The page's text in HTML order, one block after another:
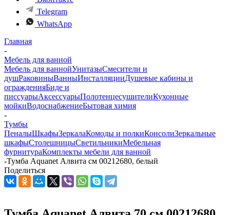
Telegram
WhatsApp
Главная
-
Мебель для ванной
Мебель для ваннойУнитазыСмесители и
душРаковиныВанныИнсталляцииДушевые кабины и
огражденияБиде и
писсуарыАксессуарыПолотенцесушителиКухонные
мойкиВодоснабжениеБытовая химия
-
Тумбы
ПеналыШкафыЗеркалаКомоды и полкиКонсолиЗеркальные
шкафыСтолешницыСветильникиМебельная
фурнитураКомплекты мебели для ванной
-Тумба Aquanet Алвита см 00212680, белый
Поделиться